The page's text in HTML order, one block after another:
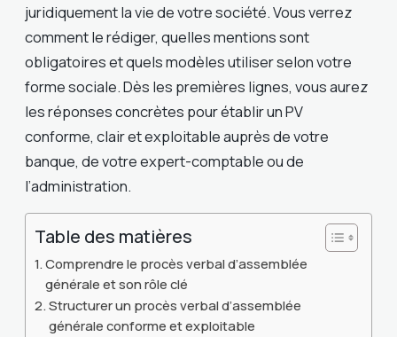
juridiquement la vie de votre société. Vous verrez
comment le rédiger, quelles mentions sont
obligatoires et quels modèles utiliser selon votre
forme sociale. Dès les premières lignes, vous aurez
les réponses concrètes pour établir un PV
conforme, clair et exploitable auprès de votre
banque, de votre expert-comptable ou de
l’administration.
Table des matières
Comprendre le procès verbal d’assemblée
générale et son rôle clé
Structurer un procès verbal d’assemblée
générale conforme et exploitable